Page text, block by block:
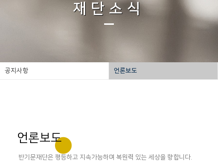
재단소식
공지사항 언론보도
언론보도
반기문재단은 평등하고 지속가능하며 복원력 있는 세상을 향합니다.